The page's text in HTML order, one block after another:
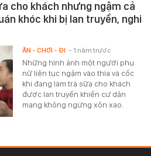
cho khách nhưng ngậm cả
khóc khi bị lan truyền, nghi
Những hình ảnh một người phụ
nữ liên tục ngậm vào thìa và cốc
khi đang làm trà sữa cho khách
được lan truyền khiến cư dân
mạng không ngừng xôn xao.
ĂN - CHƠI - ĐI - 1 năm trước